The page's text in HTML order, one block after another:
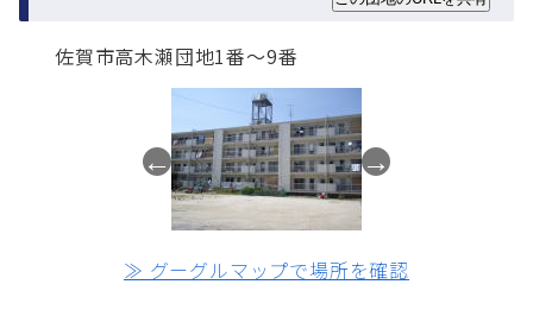
佐賀市高木瀬団地1番～9番
≫ グーグルマップで場所を確認